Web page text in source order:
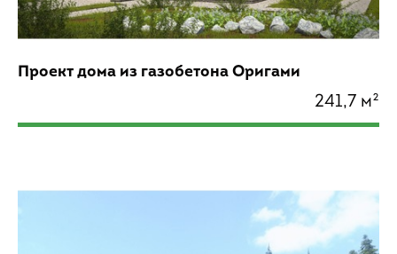
Проект дома из газобетона Оригами
241,7 м²